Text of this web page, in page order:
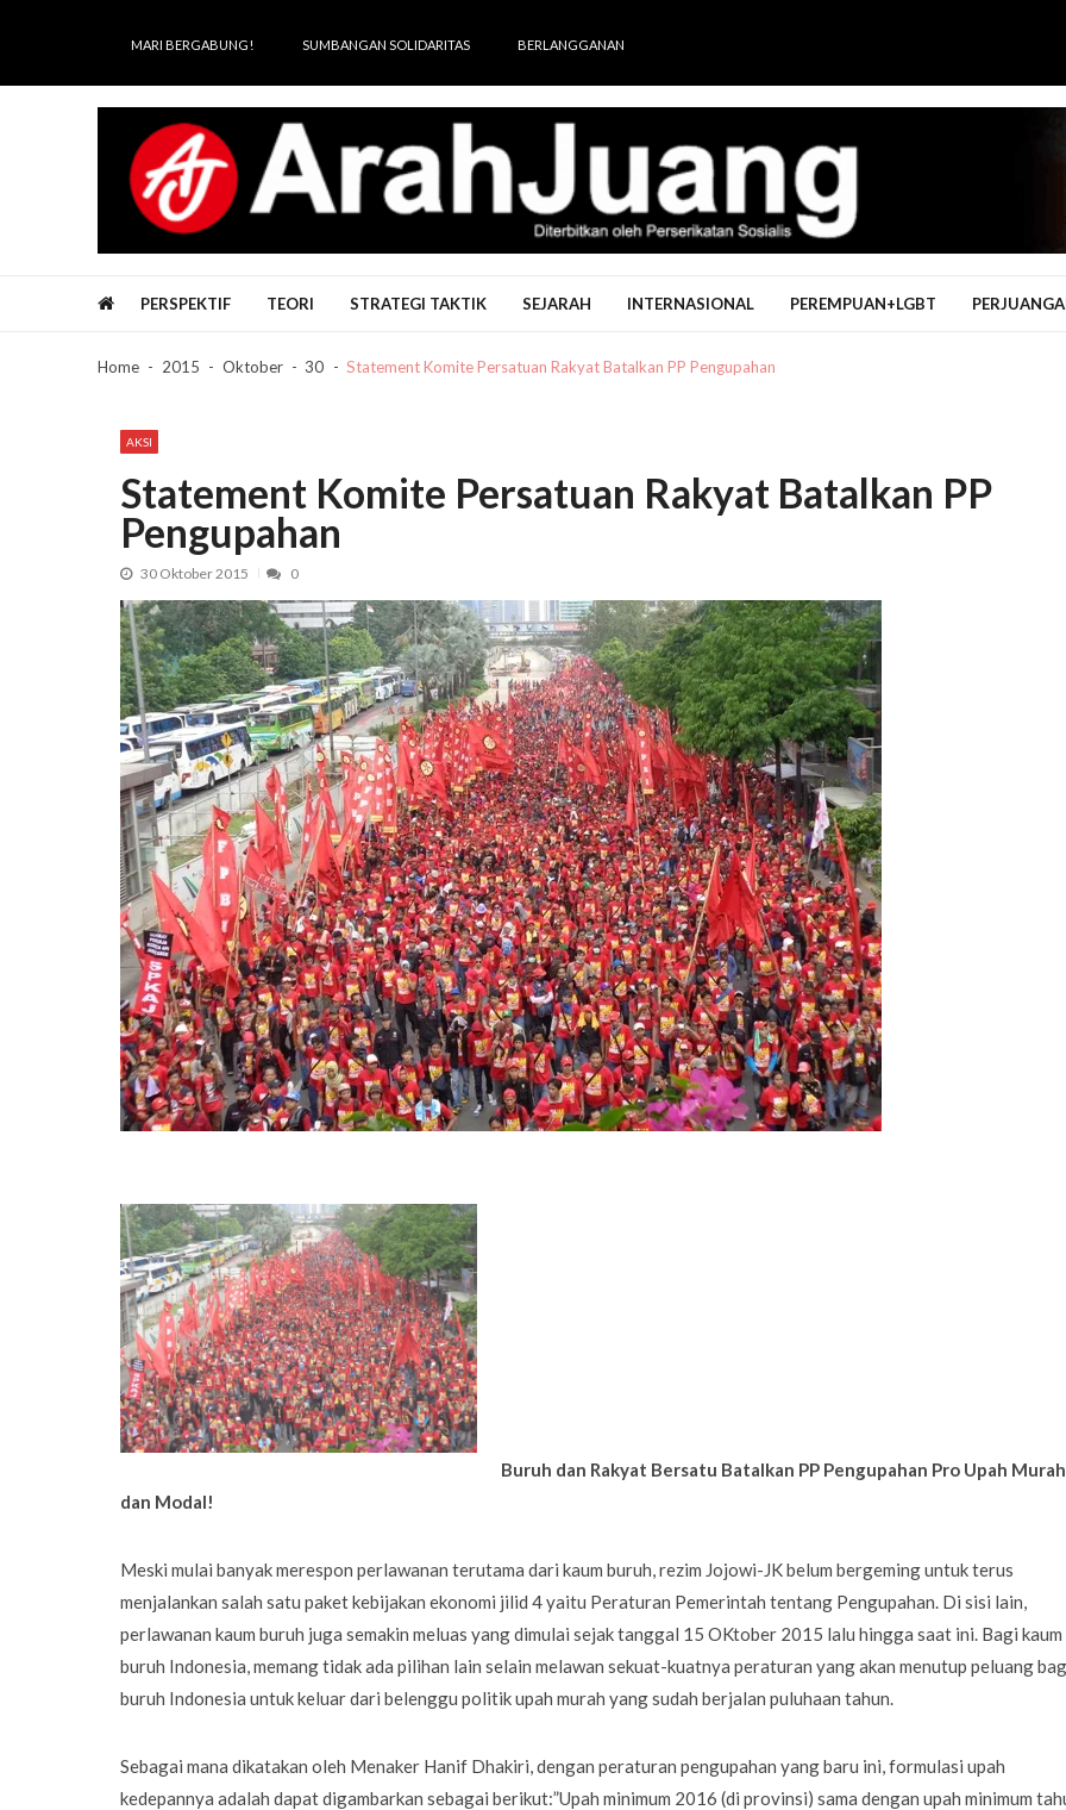
MARI BERGABUNG! SUMBANGAN SOLIDARITAS BERLANGGANAN
PERSPEKTIF TEORI STRATEGI TAKTIK SEJARAH INTERNASIONAL PEREMPUAN+LGBT
Home 2015 Oktober 30 Statement Komite Persatuan Rakyat Batalkan PP Pengupahan
AKSI
Statement Komite Persatuan Rakyat Batalkan PP
Pengupahan
30 Oktober 2015 0
Buruh dan Rakyat Bersatu Batalkan PP Pengupahan Pro Upah Murah
dan Modal!
Meski mulai banyak merespon perlawanan terutama dari kaum buruh, rezim Jojowi-JK belum bergeming untuk terus
menjalankan salah satu paket kebijakan ekonomi jilid 4 yaitu Peraturan Pemerintah tentang Pengupahan. Di sisi lain,
perlawanan kaum buruh juga semakin meluas yang dimulai sejak tanggal 15 OKtober 2015 lalu hingga saat ini. Bagi kaum
buruh Indonesia, memang tidak ada pilihan lain selain melawan sekuat-kuatnya peraturan yang akan menutup peluang
buruh Indonesia untuk keluar dari belenggu politik upah murah yang sudah berjalan puluhaan tahun.
Sebagai mana dikatakan oleh Menaker Hanif Dhakiri, dengan peraturan pengupahan yang baru ini, formulasi upah
kedepannya adalah dapat digambarkan sebagai berikut:”Upah minimum 2016 (di provinsi) sama dengan upah minimum